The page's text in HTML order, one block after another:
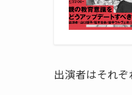
出演者はそれぞ